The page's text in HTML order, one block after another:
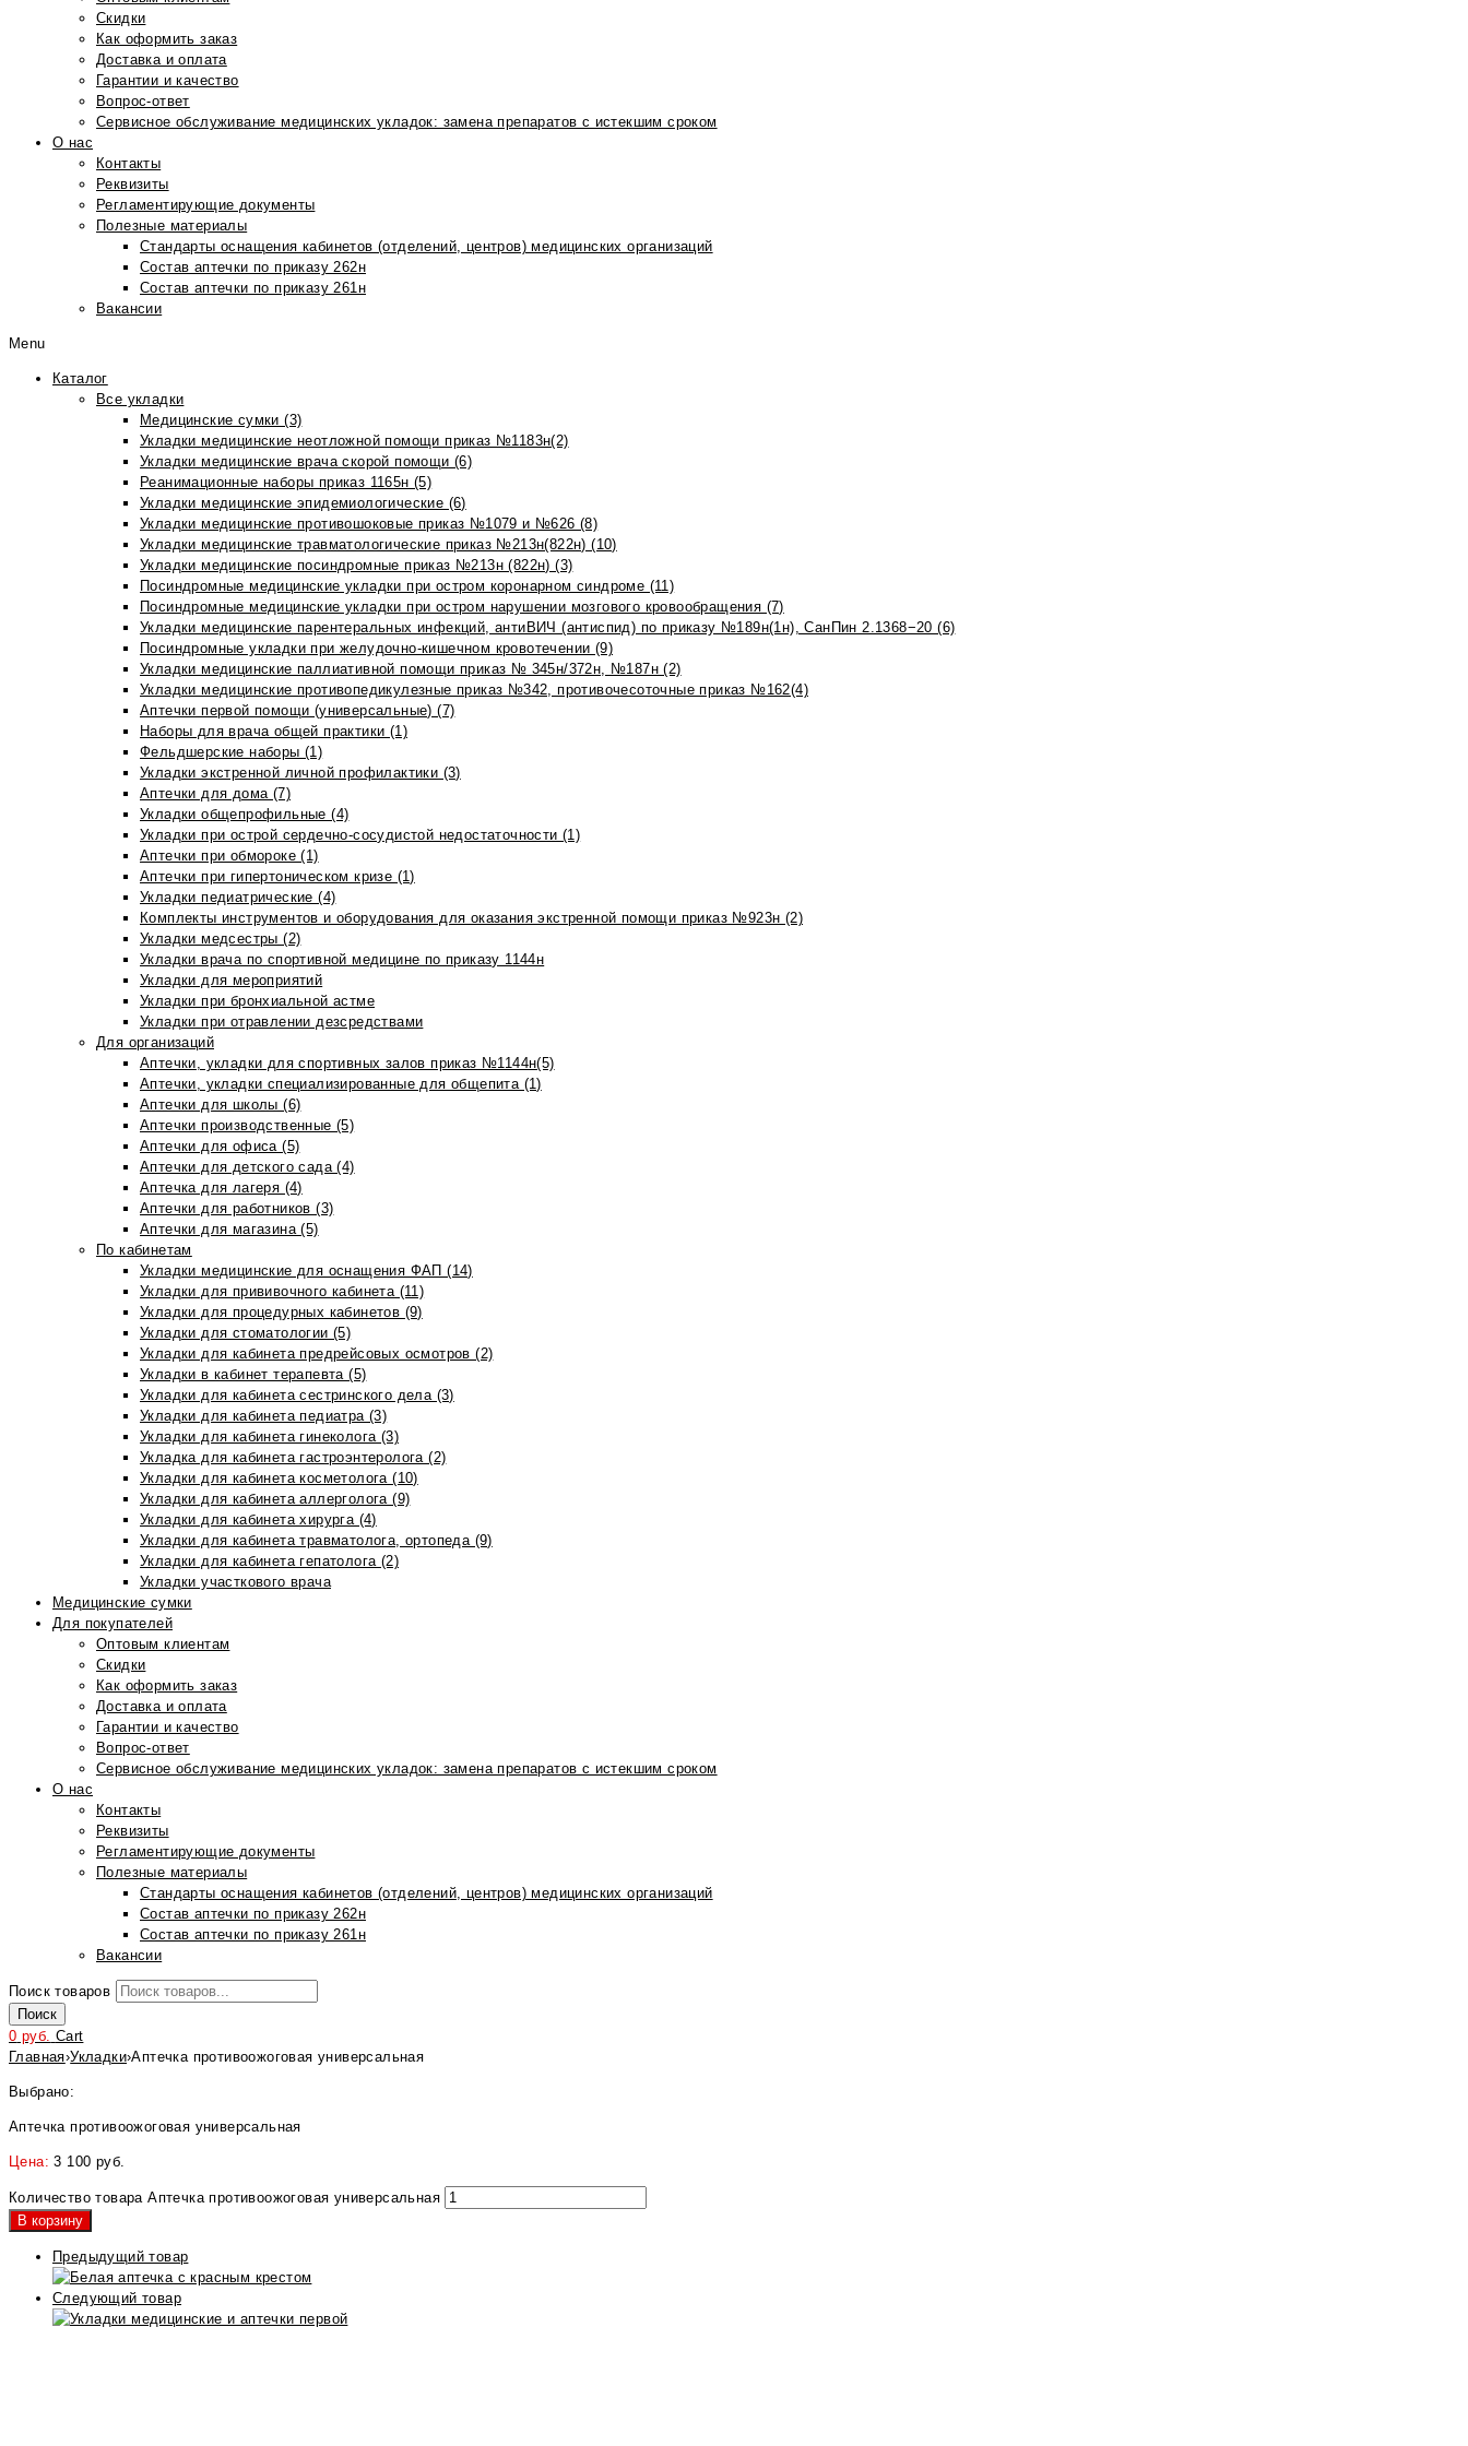
Скидки
Как оформить заказ
Доставка и оплата
Гарантии и качество
Вопрос-ответ
Сервисное обслуживание медицинских укладок: замена препаратов с истекшим сроком
О нас
Контакты
Реквизиты
Регламентирующие документы
Полезные материалы
Стандарты оснащения кабинетов (отделений, центров) медицинских организаций
Состав аптечки по приказу 262н
Состав аптечки по приказу 261н
Вакансии
Menu
Каталог
Все укладки
Медицинские сумки (3)
Укладки медицинские неотложной помощи приказ №1183н(2)
Укладки медицинские врача скорой помощи (6)
Реанимационные наборы приказ 1165н (5)
Укладки медицинские эпидемиологические (6)
Укладки медицинские противошоковые приказ №1079 и №626 (8)
Укладки медицинские травматологические приказ №213н(822н) (10)
Укладки медицинские посиндромные приказ №213н (822н) (3)
Посиндромные медицинские укладки при остром коронарном синдроме (11)
Посиндромные медицинские укладки при остром нарушении мозгового кровообращения (7)
Укладки медицинские парентеральных инфекций, антиВИЧ (антиспид) по приказу №189н(1н), СанПин 2.1368−20 (6)
Посиндромные укладки при желудочно-кишечном кровотечении (9)
Укладки медицинские паллиативной помощи приказ № 345н/372н, №187н (2)
Укладки медицинские противопедикулезные приказ №342, противочесоточные приказ №162(4)
Аптечки первой помощи (универсальные) (7)
Наборы для врача общей практики (1)
Фельдшерские наборы (1)
Укладки экстренной личной профилактики (3)
Аптечки для дома (7)
Укладки общепрофильные (4)
Укладки при острой сердечно-сосудистой недостаточности (1)
Аптечки при обмороке (1)
Аптечки при гипертоническом кризе (1)
Укладки педиатрические (4)
Комплекты инструментов и оборудования для оказания экстренной помощи приказ №923н (2)
Укладки медсестры (2)
Укладки врача по спортивной медицине по приказу 1144н
Укладки для мероприятий
Укладки при бронхиальной астме
Укладки при отравлении дезсредствами
Для организаций
Аптечки, укладки для спортивных залов приказ №1144н(5)
Аптечки, укладки специализированные для общепита (1)
Аптечки для школы (6)
Аптечки производственные (5)
Аптечки для офиса (5)
Аптечки для детского сада (4)
Аптечка для лагеря (4)
Аптечки для работников (3)
Аптечки для магазина (5)
По кабинетам
Укладки медицинские для оснащения ФАП (14)
Укладки для прививочного кабинета (11)
Укладки для процедурных кабинетов (9)
Укладки для стоматологии (5)
Укладки для кабинета предрейсовых осмотров (2)
Укладки в кабинет терапевта (5)
Укладки для кабинета сестринского дела (3)
Укладки для кабинета педиатра (3)
Укладки для кабинета гинеколога (3)
Укладка для кабинета гастроэнтеролога (2)
Укладки для кабинета косметолога (10)
Укладки для кабинета аллерголога (9)
Укладки для кабинета хирурга (4)
Укладки для кабинета травматолога, ортопеда (9)
Укладки для кабинета гепатолога (2)
Укладки участкового врача
Медицинские сумки
Для покупателей
Оптовым клиентам
Скидки
Как оформить заказ
Доставка и оплата
Гарантии и качество
Вопрос-ответ
Сервисное обслуживание медицинских укладок: замена препаратов с истекшим сроком
О нас
Контакты
Реквизиты
Регламентирующие документы
Полезные материалы
Стандарты оснащения кабинетов (отделений, центров) медицинских организаций
Состав аптечки по приказу 262н
Состав аптечки по приказу 261н
Вакансии
Поиск товаров
Поиск
0 руб. Cart
Главная›Укладки›Аптечка противоожоговая универсальная
Выбрано:
Аптечка противоожоговая универсальная
Цена:3 100 руб.
Количество товара Аптечка противоожоговая универсальная
В корзину
Предыдущий товар
Следующий товар